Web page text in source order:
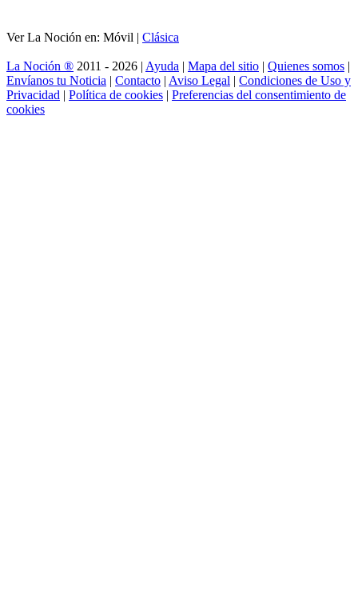
Ver La Noción en: Móvil | Clásica
La Noción ® 2011 - 2026 | Ayuda | Mapa del sitio | Quienes somos |
Envíanos tu Noticia | Contacto | Aviso Legal | Condiciones de Uso y
Privacidad | Política de cookies | Preferencias del consentimiento de
cookies